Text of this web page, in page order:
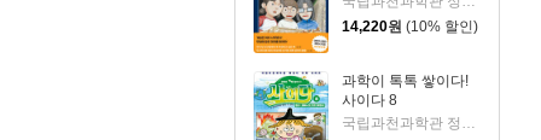
14,220원 (10% 할인)
과학이 톡톡 쌓이다!
사이다 8
국립과천과학관 정원영 글/김정진 그림